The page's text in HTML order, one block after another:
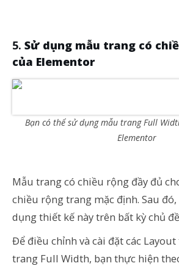
Sử dụng mẫu trang có
của Elementor
Bạn có thể sử dụng mẫu trang Full
Elementor
Mẫu trang có chiều rộng đầy đủ
chiều rộng trang mặc định. Sau
dụng thiết kế này trên bất kỳ chủ
Để điều chỉnh và cài đặt các
trang Full Width, bạn thực hiện